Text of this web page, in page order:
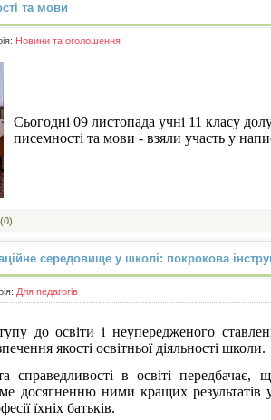
та мови
Новини та оголошення
Сьогодні 09 листопада учні 11 класу
писемності та мови - взяли участь у
середовище у школі: покрокова
Для педагогів
до освіти і неупередженого
якості освітньої діяльності школи.
справедливості в освіті
досягненню ними кращих результатів у
їхніх батьків.